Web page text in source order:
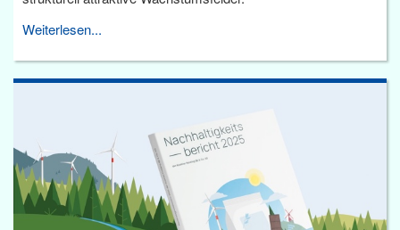
Weiterlesen...